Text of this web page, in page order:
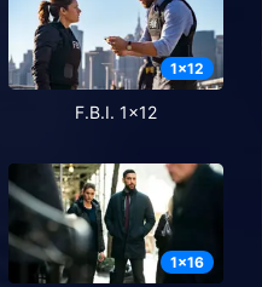
1x12
F.B.I. 1x12
1x16